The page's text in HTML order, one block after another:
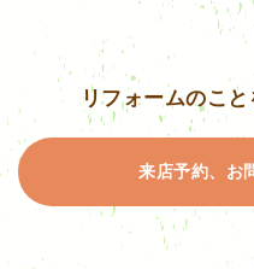
リフォームのこと
来店予約、お